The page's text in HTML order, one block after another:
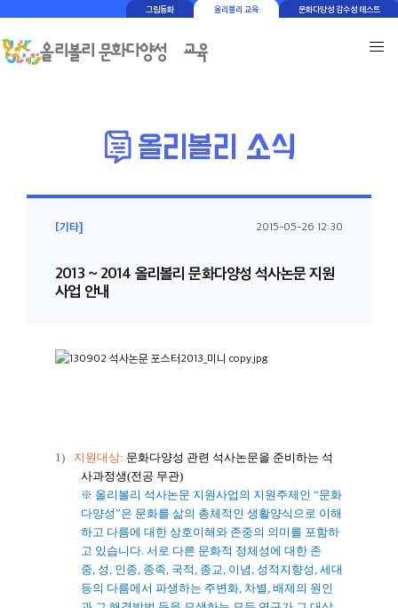
그림동화 올리볼리 교육 문화다양성 감수성 테스트
[기타] 2015-05-26 12:30
2013 ~ 2014 올리볼리 문화다양성 석사논문 지원
사업 안내
1) 지원대상: 문화다양성 관련 석사논문을 준비하는 석
사과정생(전공 무관)
※ 올리볼리 석사논문 지원사업의 지원주제인 “문화
다양성”은 문화를 삶의 총체적인 생활양식으로 이해
하고 다름에 대한 상호이해와 존중의 의미를 포함하
고 있습니다. 서로 다른 문화적 정체성에 대한 존
중 성 인종 종족 국적 종교 이념 성적지향성 세대
등의 다름에서 파생하는 주변화, 차별 배제의 원인